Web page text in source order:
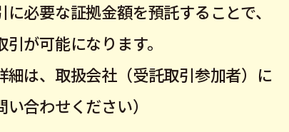
に必要な証拠金額を預託することで、
引が可能になります。
細は、取扱会社（受託取引参加者）に
い合わせください）